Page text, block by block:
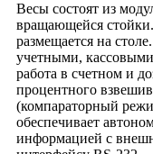
Весы состоят из
вращающейся
размещается на
учетными,
работа в счетном и
процентного
(компараторный
обеспечивает
информацией с